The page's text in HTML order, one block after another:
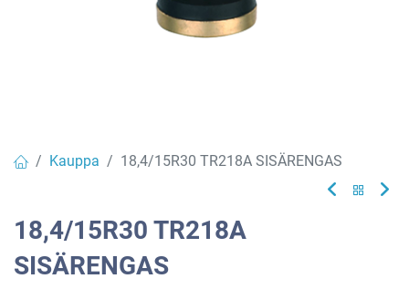
Kauppa 18,4/15R30 TR218A SISÄRENGAS
18,4/15R30 TR218A
SISÄRENGAS